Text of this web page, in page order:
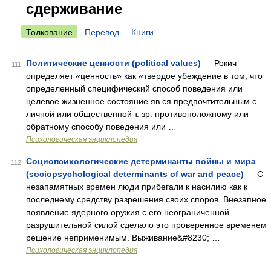
сдерживание
Толкование Перевод Книги
111 Политические ценности (political values) — Рокич
определяет «ценность» как «твердое убеждение в том, что
определенный специфический способ поведения или
целевое жизненное состояние яв ся предпочтительным с
личной или общественной т. зр. противоположному или
обратному способу поведения или …
Психологическая энциклопедия
112
Социопсихологические детерминанты войны и мира
(sociopsychological determinants of war and peace) — С
незапамятных времен люди прибегали к насилию как к
последнему средству разрешения своих споров. Внезапное
появление ядерного оружия с его неограниченной
разрушительной силой сделало это проверенное временем
решение неприменимым. Выживание&#8230; …
Психологическая энциклопедия